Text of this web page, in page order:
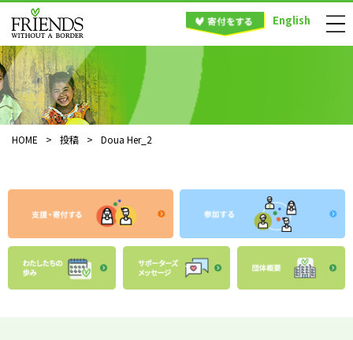
English
HOME > 投稿 > Doua Her_2